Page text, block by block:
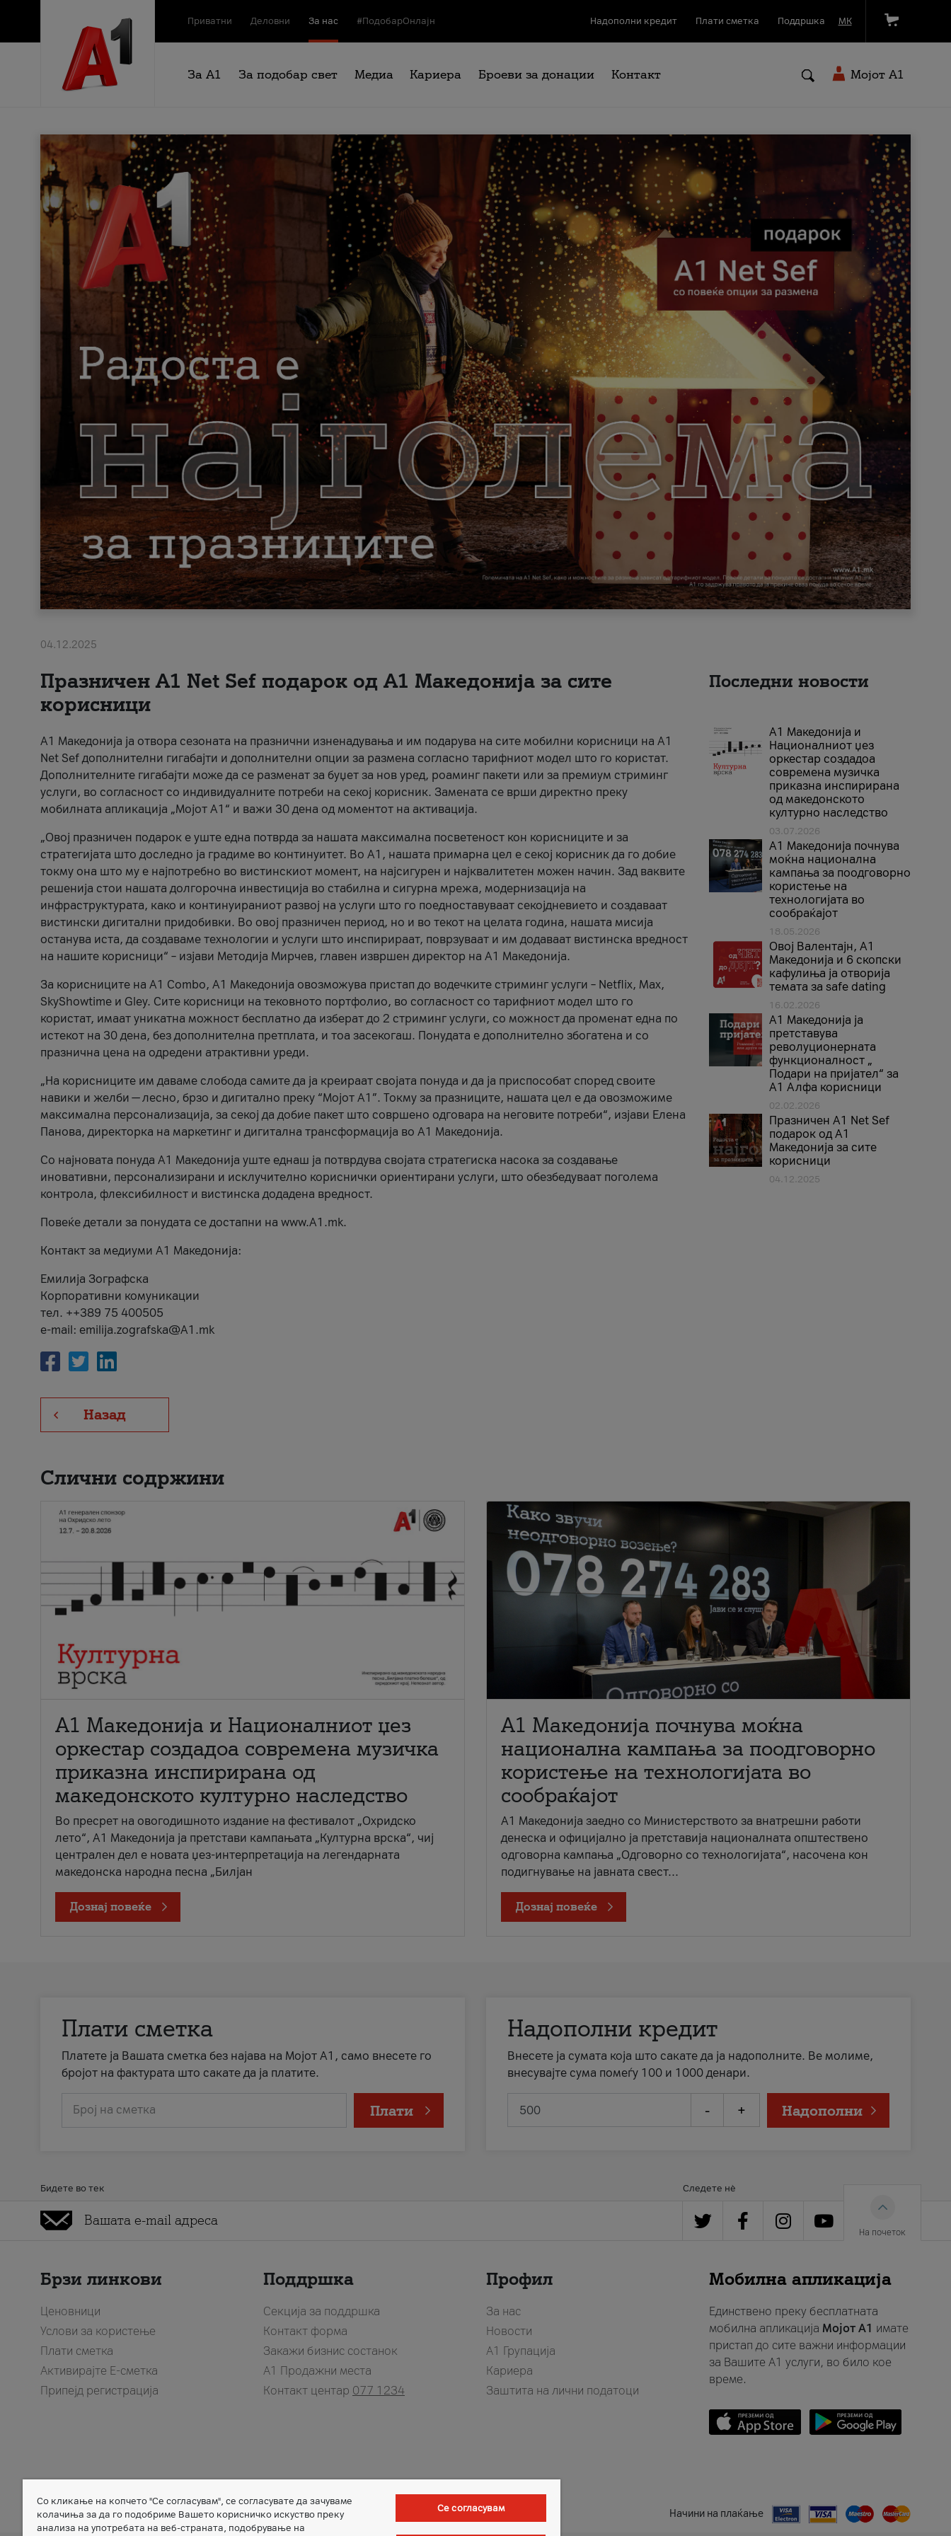
Приватни Деловни За нас #ПодобарОнлајн Надополни кредит Плати сметка Поддршка МК
За А1 За подобар свет Медиа Кариера Броеви за донации Контакт Мојот A1
04.12.2025
Празничен A1 Net Sеf подарок од А1 Македонија за сите
корисници
А1 Македонија ја отвора сезоната на празнични изненадувања и им подарува на сите мобилни корисници на A1
Net Sef дополнителни гигабајти и дополнителни опции за размена согласно тарифниот модел што го користат.
Дополнителните гигабајти може да се разменат за буџет за нов уред, роаминг пакети или за премиум стриминг
услуги, во согласност со индивидуалните потреби на секој корисник. Замената се врши директно преку
мобилната апликација „Мојот А1“ и важи 30 дена од моментот на активација.
„Овој празничен подарок е уште една потврда за нашата максимална посветеност кон корисниците и за
стратегијата што доследно ја градиме во континуитет. Во А1, нашата примарна цел е секој корисник да го добие
токму она што му е најпотребно во вистинскиот момент, на најсигурен и најквалитетен можен начин. Зад ваквите
решенија стои нашата долгорочна инвестиција во стабилна и сигурна мрежа, модернизација на
инфраструктурата, како и континуираниот развој на услуги што го поедноставуваат секојдневието и создаваат
вистински дигитални придобивки. Во овој празничен период, но и во текот на целата година, нашата мисија
останува иста, да создаваме технологии и услуги што инспирираат, поврзуваат и им додаваат вистинска вредност
на нашите корисници“ – изјави Методија Мирчев, главен извршен директор на А1 Македонија.
За корисниците на A1 Combo, А1 Македонија овозможува пристап до водечките стриминг услуги – Netflix, Max,
SkyShowtime и Gley. Сите корисници на тековното портфолио, во согласност со тарифниот модел што го
користат, имаат уникатна можност бесплатно да изберат до 2 стриминг услуги, со можност да променат една по
истекот на 30 дена, без дополнителна претплата, и тоа засекогаш. Понудата е дополнително збогатена и со
празнична цена на одредени атрактивни уреди.
„На корисниците им даваме слобода самите да ја креираат својата понуда и да ја приспособат според своите
навики и желби — лесно, брзо и дигитално преку “Мојот А1”. Токму за празниците, нашата цел е да овозможиме
максимална персонализација, за секој да добие пакет што совршено одговара на неговите потреби“, изјави Елена
Панова, директорка на маркетинг и дигитална трансформација во А1 Македонија.
Со најновата понуда А1 Македонија уште еднаш ја потврдува својата стратегиска насока за создавање
иновативни, персонализирани и исклучително кориснички ориентирани услуги, што обезбедуваат поголема
контрола, флексибилност и вистинска додадена вредност.
Повеќе детали за понудата се достапни на www.А1.mk.
Контакт за медиуми А1 Македонија:
Емилија Зографска
Корпоративни комуникации
тел. ++389 75 400505
e-mail: emilija.zografska@A1.mk
Назад
Последни новости
А1 Македонија и
Националниот џез
оркестар создадоа
современа музичка
приказна инспирирана
од македонското
културно наследство
03.07.2026
A1 Македонија почнува
моќна национална
кампања за поодговорно
користење на
технологијата во
сообраќајот
18.05.2026
Овој Валентајн, A1
Македонија и 6 скопски
кафулиња ја отворија
темата за safe dating
16.02.2026
А1 Македонија ја
претставува
револуционерната
функционалност „
Подари на пријател“ за
А1 Алфа корисници
02.02.2026
Празничен A1 Net Sеf
подарок од А1
Македонија за сите
корисници
04.12.2025
Слични содржини
А1 Македонија и Националниот џез
оркестар создадоа современа музичка
приказна инспирирана од
македонското културно наследство
Во пресрет на овогодишното издание на фестивалот „Охридско
лето“, А1 Македонија ја претстави кампањата „Културна врска“, чиј
централен дел е новата џез-интерпретација на легендарната
македонска народна песна „Билјан
Дознај повеќе
A1 Македонија почнува моќна
национална кампања за поодговорно
користење на технологијата во
сообраќајот
A1 Македонија заедно со Министерството за внатрешни работи
денеска и официјално ја претставија националната општествено
одговорна кампања „Одговорно со технологијата“, насочена кон
подигнување на јавната свест...
Дознај повеќе
Плати сметка
Платете ја Вашата сметка без најава на Мојот А1, само внесете го
бројот на фактурата што сакате да ја платите.
Број на сметка Плати
Надополни кредит
Внесете ја сумата која што сакате да ја надополните. Ве молиме,
внесувајте сума помеѓу 100 и 1000 денари.
- + Надополни
Бидете во тек Следете нè
На почеток
Брзи линкови
Ценовници
Услови за користење
Плати сметка
Активирајте Е-сметка
Припејд регистрација
Поддршка
Секција за поддршка
Контакт форма
Закажи бизнис состанок
A1 Продажни места
Контакт центар 077 1234
Профил
За нас
Новости
А1 Групација
Кариера
Заштита на лични податоци
Мобилна апликација
Единствено преку бесплатната
мобилна апликација Мојот A1 имате
пристап до сите важни информации
за Вашите A1 услуги, во било кое
време.
Member of Начини на плаќање
Со кликање на копчето "Се согласувам", се согласувате да зачуваме
колачиња за да го подобриме Вашето корисничко искуство преку
анализа на употребата на веб-страната, подобрување на
Се согласувам